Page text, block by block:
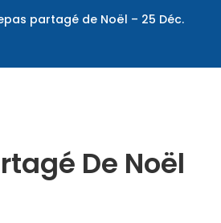
partagé de Noël – 25 Déc.
De Noël